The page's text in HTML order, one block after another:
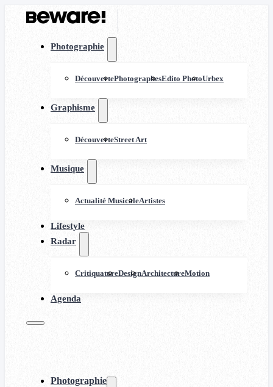
Photographie
DécouvertePhotographesEdito PhotoUrbex
Graphisme
DécouverteStreet Art
Musique
Actualité MusicaleArtistes
Lifestyle
Radar
CritiquatureDesignArchitectureMotion
Agenda
Photographie